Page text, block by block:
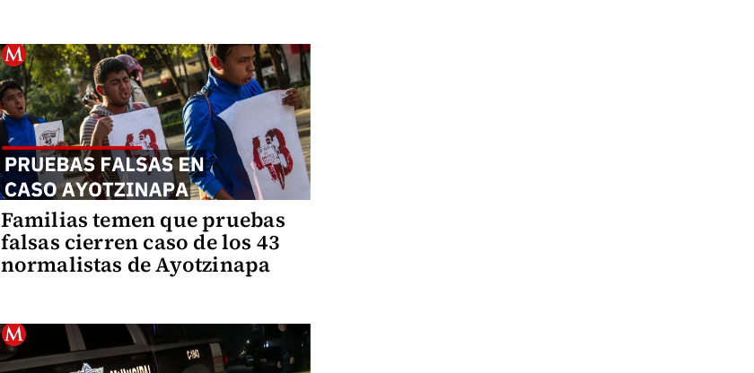
Familias temen que pruebas
falsas cierren caso de los 43
normalistas de Ayotzinapa